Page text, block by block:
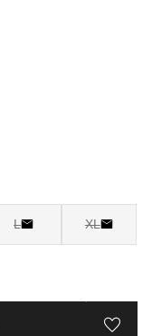
L XL